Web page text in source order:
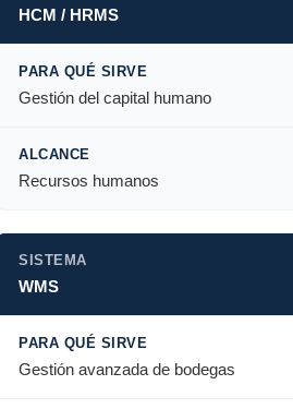
HCM / HRMS
Gestión del capital humano
Recursos humanos
WMS
Gestión avanzada de bodegas